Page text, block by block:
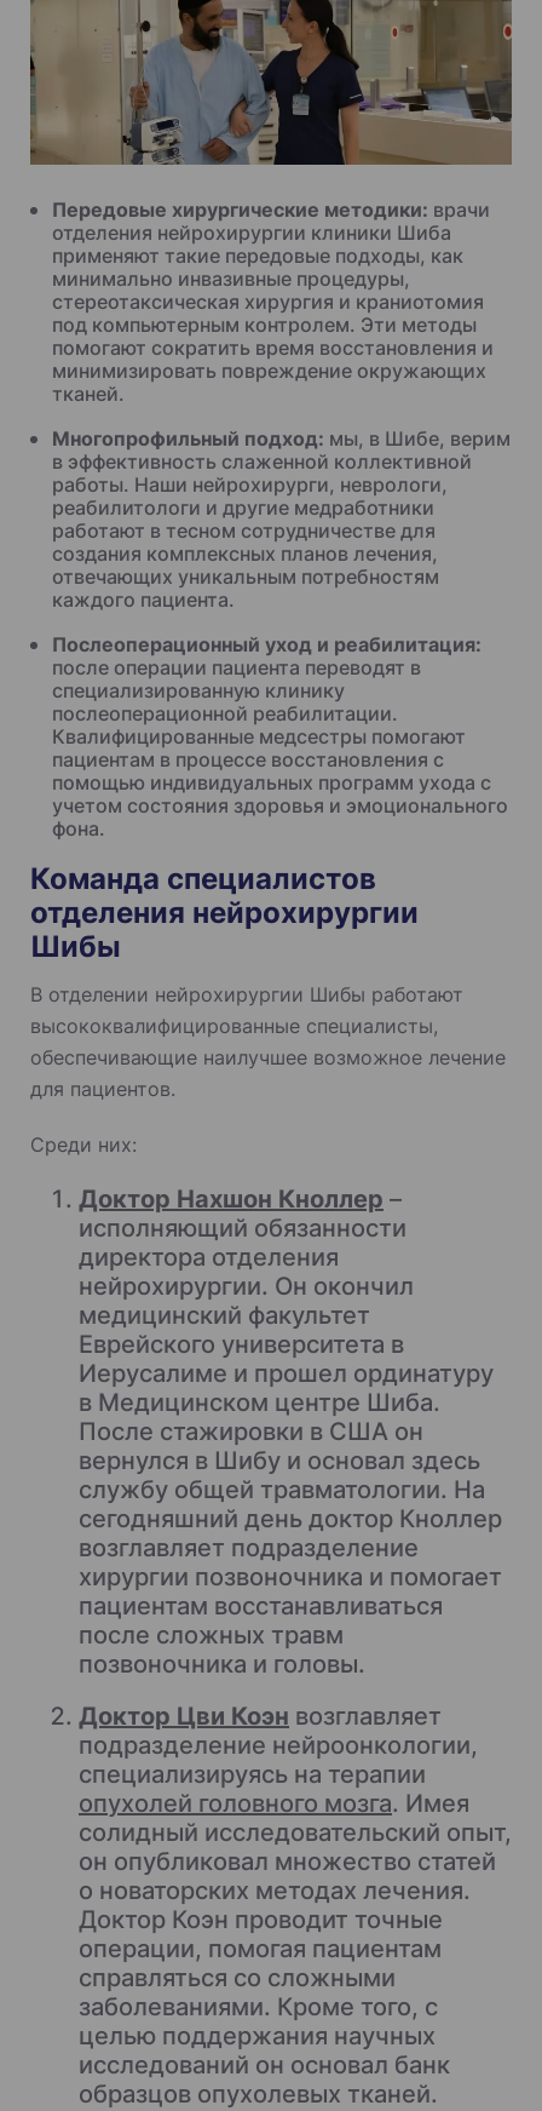
Передовые хирургические методики: врачи
отделения нейрохирургии клиники Шиба
применяют такие передовые подходы, как
минимально инвазивные процедуры,
стереотаксическая хирургия и краниотомия
под компьютерным контролем. Эти методы
помогают сократить время восстановления и
минимизировать повреждение окружающих
тканей.
Многопрофильный подход: мы, в Шибе, верим
в эффективность слаженной коллективной
работы. Наши нейрохирурги, неврологи,
реабилитологи и другие медработники
работают в тесном сотрудничестве для
создания комплексных планов лечения,
отвечающих уникальным потребностям
каждого пациента.
Послеоперационный уход и реабилитация:
после операции пациента переводят в
специализированную клинику
послеоперационной реабилитации.
Квалифицированные медсестры помогают
пациентам в процессе восстановления с
помощью индивидуальных программ ухода с
учетом состояния здоровья и эмоционального
фона.
Команда специалистов
отделения нейрохирургии
Шибы
В отделении нейрохирургии Шибы работают
высококвалифицированные специалисты,
обеспечивающие наилучшее возможное лечение
для пациентов.
Среди них:
Доктор Нахшон Кноллер –
исполняющий обязанности
директора отделения
нейрохирургии. Он окончил
медицинский факультет
Еврейского университета в
Иерусалиме и прошел ординатуру
в Медицинском центре Шиба.
После стажировки в США он
вернулся в Шибу и основал здесь
службу общей травматологии. На
сегодняшний день доктор Кноллер
возглавляет подразделение
хирургии позвоночника и помогает
пациентам восстанавливаться
после сложных травм
позвоночника и головы.
Доктор Цви Коэн возглавляет
подразделение нейроонкологии,
специализируясь на терапии
опухолей головного мозга. Имея
солидный исследовательский опыт,
он опубликовал множество статей
о новаторских методах лечения.
Доктор Коэн проводит точные
операции, помогая пациентам
справляться со сложными
заболеваниями. Кроме того, с
целью поддержания научных
исследований он основал банк
образцов опухолевых тканей.